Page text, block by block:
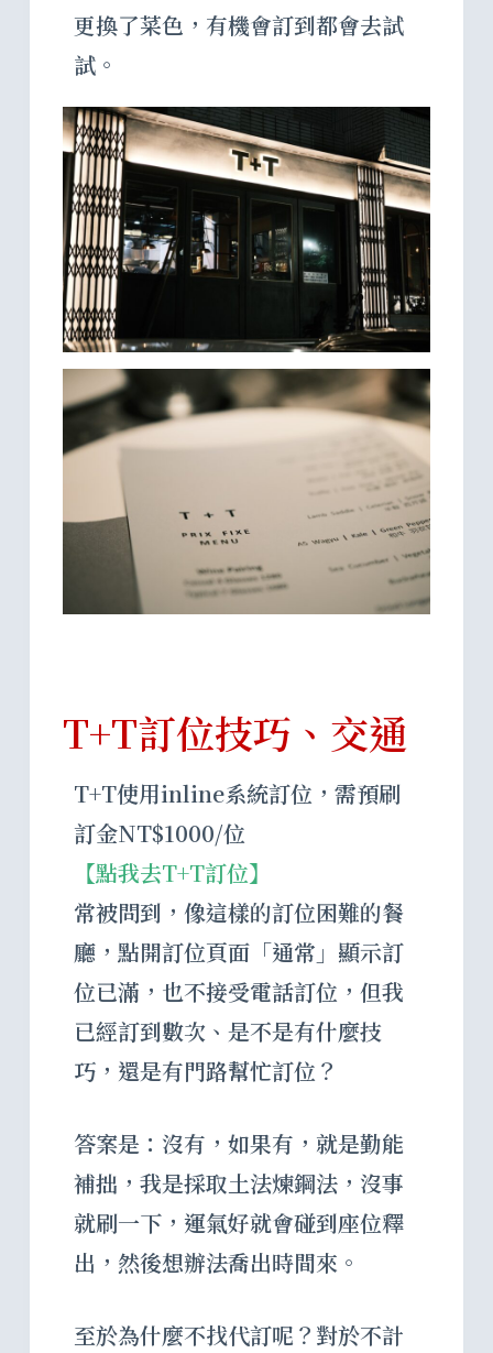
更換了菜色，有機會訂到都會去試
試。
T+T訂位技巧、交通
T+T使用inline系統訂位，需預刷
訂金NT$1000/位
【點我去T+T訂位】
常被問到，像這樣的訂位困難的餐
廳，點開訂位頁面「通常」顯示訂
位已滿，也不接受電話訂位，但我
已經訂到數次、是不是有什麼技
巧，還是有門路幫忙訂位？
答案是：沒有，如果有，就是勤能
補拙，我是採取土法煉鋼法，沒事
就刷一下，運氣好就會碰到座位釋
出，然後想辦法喬出時間來。
至於為什麼不找代訂呢？對於不計